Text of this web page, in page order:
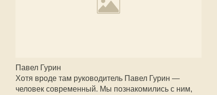
Павел Гурин
Хотя вроде там руководитель Павел Гурин —
человек современный. Мы познакомились с ним,